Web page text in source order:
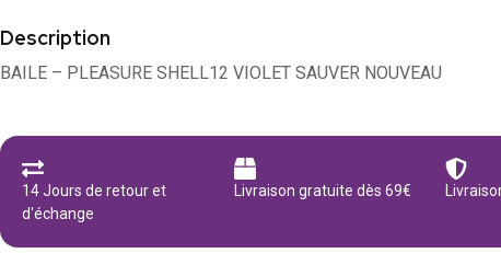
Description
BAILE – PLEASURE SHELL12 VIOLET SAUVER NOUVEAU
14 Jours de retour et
d'échange
Livraison gratuite dès 69€